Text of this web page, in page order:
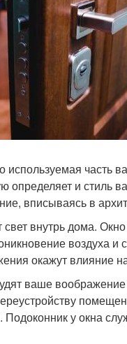
используемая часть
определяет и
вписываясь в
внутрь дома.
воздуха и
окажут влияние
ваше
у окна